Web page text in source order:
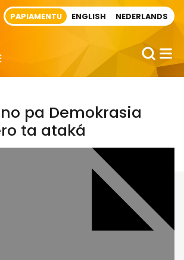
PAPIAMENTU ENGLISH NEDERLANDS
pa Demokrasia
ta ataká